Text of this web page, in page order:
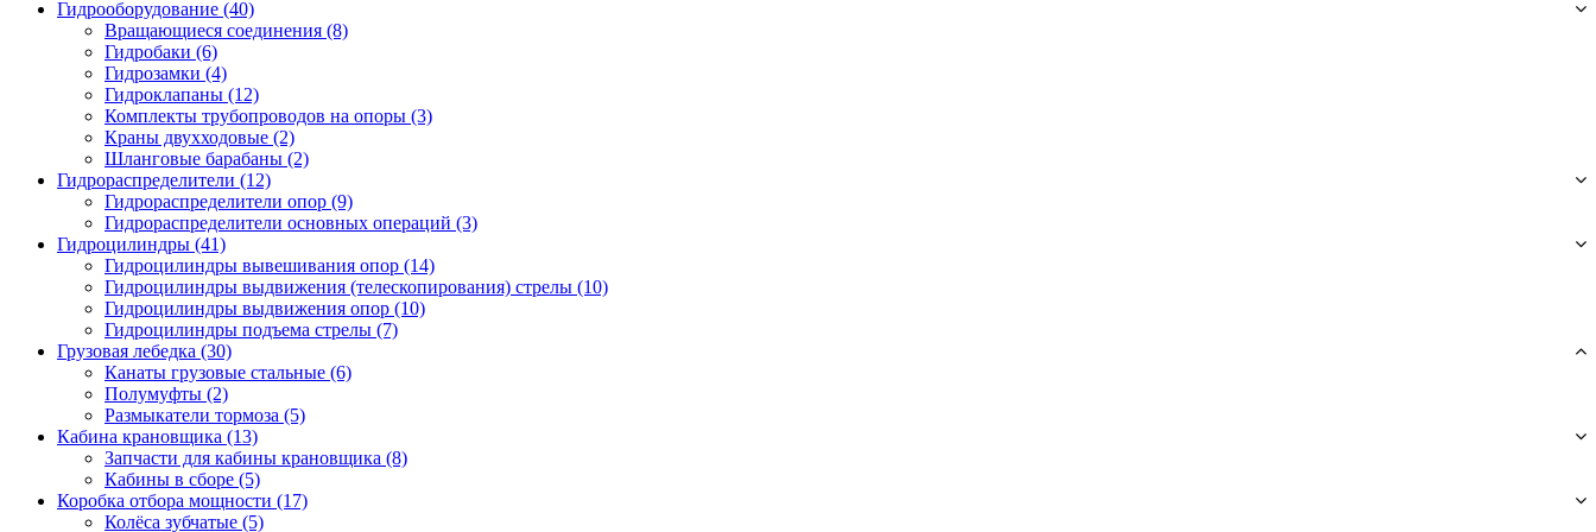
Гидрооборудование (40)
Вращающиеся соединения (8)
Гидробаки (6)
Гидрозамки (4)
Гидроклапаны (12)
Комплекты трубопроводов на опоры (3)
Краны двухходовые (2)
Шланговые барабаны (2)
Гидрораспределители (12)
Гидрораспределители опор (9)
Гидрораспределители основных операций (3)
Гидроцилиндры (41)
Гидроцилиндры вывешивания опор (14)
Гидроцилиндры выдвижения (телескопирования) стрелы (10)
Гидроцилиндры выдвижения опор (10)
Гидроцилиндры подъема стрелы (7)
Грузовая лебедка (30)
Канаты грузовые стальные (6)
Полумуфты (2)
Размыкатели тормоза (5)
Кабина крановщика (13)
Запчасти для кабины крановщика (8)
Кабины в сборе (5)
Коробка отбора мощности (17)
Колёса зубчатые (5)